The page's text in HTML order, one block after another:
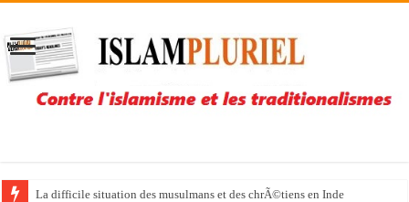
La difficile situation des musulmans et des chrÃ©tiens en Inde